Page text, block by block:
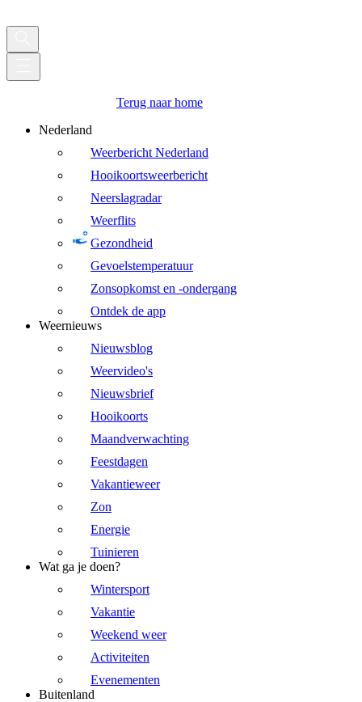
Terug naar home
Nederland
Weerbericht Nederland
Hooikoortsweerbericht
Neerslagradar
Weerflits
Gezondheid
Gevoelstemperatuur
Zonsopkomst en -ondergang
Ontdek de app
Weernieuws
Nieuwsblog
Weervideo's
Nieuwsbrief
Hooikoorts
Maandverwachting
Feestdagen
Vakantieweer
Zon
Energie
Tuinieren
Wat ga je doen?
Wintersport
Vakantie
Weekend weer
Activiteiten
Evenementen
Buitenland